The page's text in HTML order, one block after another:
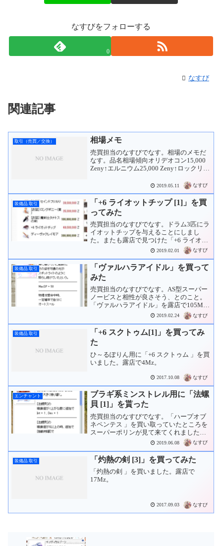
魔法攻撃時、
与えるダメージ + 30%
与えるダメージ + 20%
闇・不死属性モンスターに
与えるダメージ + 20%
―――――――――――――
スロット :
Def :15Mdef : 15
精錬 : 可
重量 : 50
要求レベル :
100
[ラウダラムス]の
[アドラムス]で
与えるダメージ + 10%
精錬値が7以上の時、追加で
[アドラムス]で
与えるダメージ + 20%
魔法攻撃時、
不死・悪魔形モンスターに
与えるダメージ + 20%
―――――――――――――
系列 : 片手杖
攻撃 : 50
重量 : 50
聖
要求レベル :70
装備 :
プリースト系 モンク系
なすびをフォローする
0
なすび
関連記事
取引（売買／交換） 相場メモ
売買担当のなすびでなす。相場のメモだ
なす。品名相場傾向オリデオコン15,000
Zeny↑エルニウム25,000 Zeny↑ロックリッ
200,000 Zeny約束の聖書 第二巻 950,000
...
2019.05.11 なすび
装備品 取引
「+6 ライオットチップ [1]」を買
ってみた
売買担当のなすびでなす。ドラム3匹にラ
イオットチップを与えることにしまし
た。またも露店で見つけた「+6 ライオッ
トチップ 」を40Mzで購入。これで猫三
2019.02.01 なすび
装備品 取引
「ヴァルハラアイドル」を買って
みた
売買担当のなすびでなす。AS型スーパー
ノービスと相性が良さそう、とのこと。
「ヴァルハラアイドル」を露店で105Mz
2019.02.24 なすび
装備品 取引
「+6 スクトゥム[1]」を買ってみ
た
ひ～るぽりん用に「+6 スクトゥム 」を買
いました。露店で4Mz。
2017.10.08 なすび
エンチャント
ブラギ系ミンストレル用に「法螺
貝 [1]」を貰った
売買担当のなすびでなす。「ハープオブ
ネペンテス 」を買い取っていたところを
スーパーポリンが見て来てくれました。
「法螺貝 」をくれました。まずは+4まで
精錬。そしてマランエンチャントをしま
す。「＜Int+6＞ ダブル」が付きました。
欲を言えば...
2019.06.08 なすび
装備品 取引 「灼熱の剣 [3]」を買ってみた
「灼熱の剣 」を買いました。露店で
17Mz。
2017.09.03 なすび